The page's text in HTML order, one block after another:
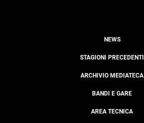
NEWS
STAGIONI PRECEDENTI
ARCHIVIO MEDIATECA
BANDI E GARE
AREA TECNICA